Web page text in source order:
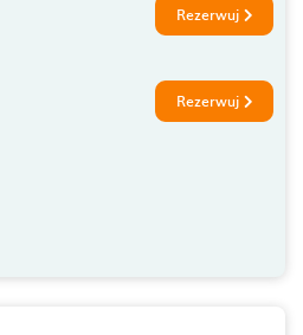
Rezerwuj
Rezerwuj